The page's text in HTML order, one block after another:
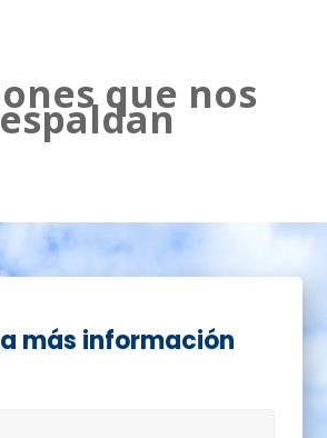
que nos
más información